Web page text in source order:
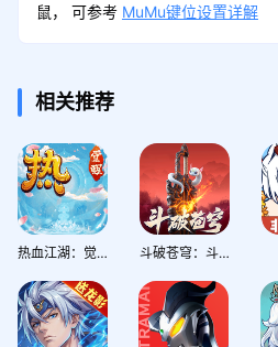
鼠， 可参考 MuMu键位设置详解
相关推荐
热血江湖：觉醒 斗破苍穹：斗帝之路